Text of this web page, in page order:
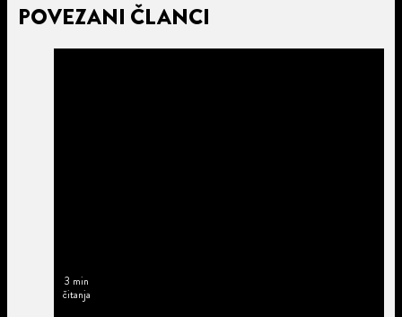
POVEZANI ČLANCI
3 min
čitanja